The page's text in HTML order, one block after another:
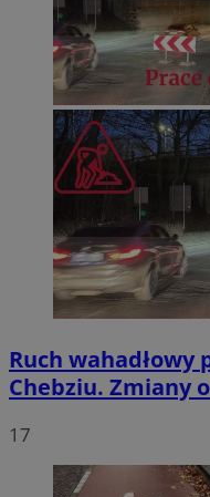
Ruch
Chebziu. Zmiany
17